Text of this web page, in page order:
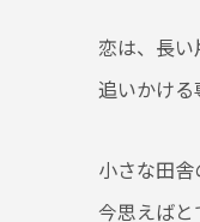
恋は、長い
追いかける
小さな田舎
今思えばと